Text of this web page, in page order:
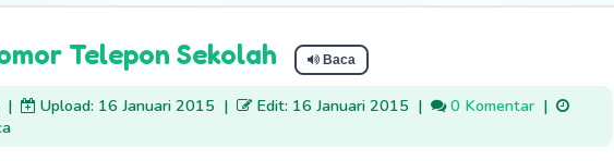
Telepon Sekolah Baca
| Upload: 16 Januari 2015 | Edit: 16 Januari 2015 | 0 Komentar |